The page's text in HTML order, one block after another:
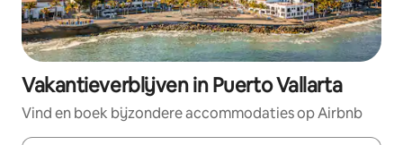
Vakantieverblijven in Puerto Vallarta
Vind en boek bijzondere accommodaties op Airbnb